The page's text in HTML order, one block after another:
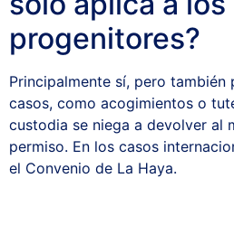
progenitores?
Principalmente sí, pero también
casos, como acogimientos o
custodia se niega a devolver al
permiso. En los casos
el Convenio de La Haya.